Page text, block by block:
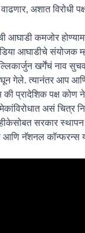
अशात
आघाडी कमजोर
आघाडीचे संयोजक
खर्गेंचं नाव
गेले. त्यानंतर आप
प्रादेशिक पक्ष कोण
असं चित्र
सरकार स्थापन
आणि नॅशनल